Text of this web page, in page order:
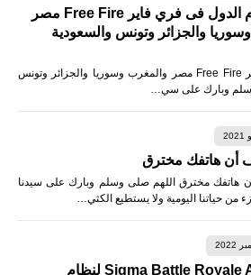
اكواد اعلام الدول فى فري فاير Free Fire مصر
والجزائر وتونس والسعودية
اكواد اعلام الدول فى فري فاير Free Fire مصر والمغرب وسوريا والجزائر وتونس
وسلم وبارك على سي…
أن هاتفك مخترق
هاتفك مخترق اللهم صلى وسلم وبارك على سيدنا
حياتنا اليومية ولا يستطيع الكثي…
تنزيل Sigma Battle Royale Apk لنظام